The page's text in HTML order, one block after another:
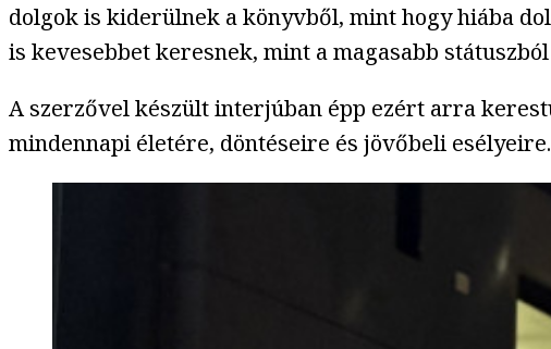
dolgok is kiderülnek a könyvből, mint hogy hiába
is kevesebbet keresnek, mint a magasabb
A szerzővel készült interjúban épp ezért arra
mindennapi életére, döntéseire és jövőbeli esélyeire.